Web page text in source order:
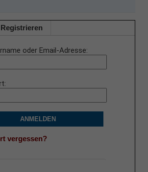
Registrieren
oder Email-Adresse
ANMELDEN
vergessen?